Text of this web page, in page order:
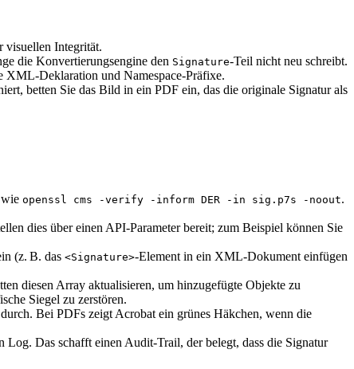
visuellen Integrität.
die Konvertierungsengine den Signature‑Teil nicht neu schreibt.
und Namespace‑Präfixe.
betten Sie das Bild in ein PDF ein, das die originale Signatur als
openssl cms -verify -inform DER -in sig.p7s -noout.
dies über einen API‑Parameter bereit; zum Beispiel können Sie
(z. B. das <Signature>‑Element in ein XML‑Dokument einfügen
diesen Array aktualisieren, um hinzugefügte Objekte zu
Siegel zu zerstören.
Bei PDFs zeigt Acrobat ein grünes Häkchen, wenn die
Das schafft einen Audit‑Trail, der belegt, dass die Signatur